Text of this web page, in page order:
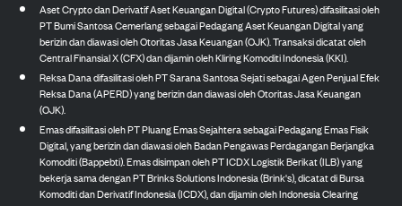
Aset Crypto dan Derivatif Aset Keuangan Digital (Crypto Futures) difasilitasi oleh
PT Bumi Santosa Cemerlang sebagai Pedagang Aset Keuangan Digital yang
berizin dan diawasi oleh Otoritas Jasa Keuangan (OJK). Transaksi dicatat oleh
Central Finansial X (CFX) dan dijamin oleh Kliring Komoditi Indonesia (KKI).
Reksa Dana difasilitasi oleh PT Sarana Santosa Sejati sebagai Agen Penjual Efek
Reksa Dana (APERD) yang berizin dan diawasi oleh Otoritas Jasa Keuangan
(OJK).
Emas difasilitasi oleh PT Pluang Emas Sejahtera sebagai Pedagang Emas Fisik
Digital, yang berizin dan diawasi oleh Badan Pengawas Perdagangan Berjangka
Komoditi (Bappebti). Emas disimpan oleh PT ICDX Logistik Berikat (ILB) yang
bekerja sama dengan PT Brinks Solutions Indonesia (Brink's), dicatat di Bursa
Komoditi dan Derivatif Indonesia (ICDX), dan dijamin oleh Indonesia Clearing